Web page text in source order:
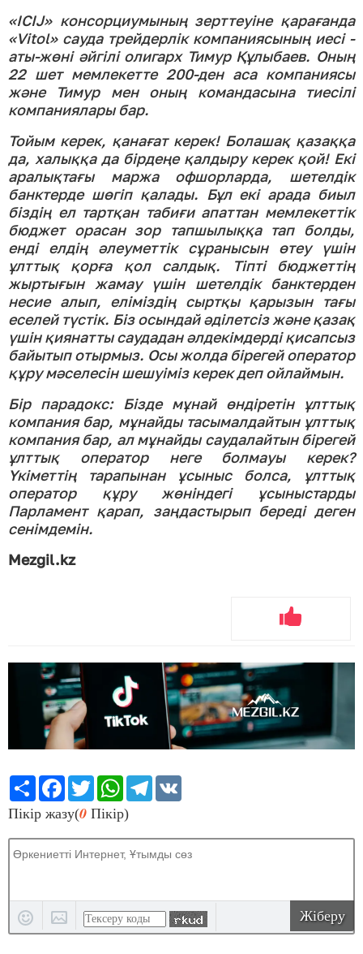
«IСIJ» консорциумының зерттеуіне қарағанда
«Vitol» сауда трейдерлік компаниясының иесі -
аты-жөні әйгілі олигарх Тимур Құлыбаев. Оның
22 шет мемлекетте 200-ден аса компаниясы
және Тимур мен оның командасына тиесілі
компаниялары бар.
Тойым керек, қанағат керек! Болашақ қазаққа
да, халыққа да бірдеңе қалдыру керек қой! Екі
аралықтағы маржа офшорларда, шетелдік
банктерде шөгіп қалады. Бұл екі арада биыл
біздің ел тартқан табиғи апаттан мемлекеттік
бюджет орасан зор тапшылыққа тап болды,
енді елдің әлеуметтік сұранысын өтеу үшін
ұлттық қорға қол салдық. Тіпті бюджеттің
жыртығын жамау үшін шетелдік банктерден
несие алып, еліміздің сыртқы қарызын тағы
еселей түстік. Біз осындай әділетсіз және қазақ
үшін қиянатты саудадан әлдекімдерді қисапсыз
байытып отырмыз. Осы жолда бірегей оператор
құру мәселесін шешуіміз керек деп ойлаймын.
Бір парадокс: Бізде мұнай өндіретін ұлттық
компания бар, мұнайды тасымалдайтын ұлттық
компания бар, ал мұнайды саудалайтын бірегей
ұлттық оператор неге болмауы керек?
Үкіметтің тарапынан ұсыныс болса, ұлттық
оператор құру жөніндегі ұсыныстарды
Парламент қарап, заңдастырып береді деген
сенімдемін.
Mezgil.kz
Share Facebook
TwitterWhatsApp
Telegram
Пікір жазу(0 Пікір)
Жіберу